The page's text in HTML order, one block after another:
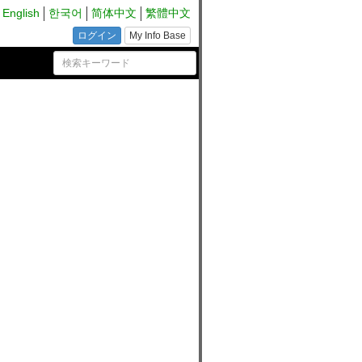
English 한국어 简体中文 繁體中文
ログイン My Info Base